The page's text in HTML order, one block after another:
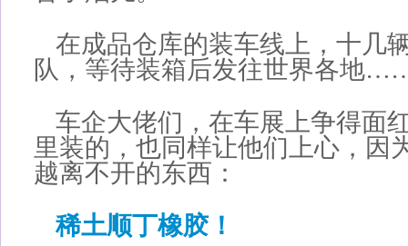
在成品仓库的装车线上，十几
队，等待装箱后发往世界各地
车企大佬们，在车展上争得面
里装的，也同样让他们上心，因
越离不开的东西：
稀土顺丁橡胶！